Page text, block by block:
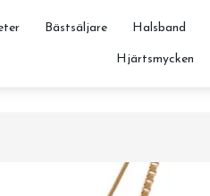
Bästsäljare Halsband
Hjärtsmycken